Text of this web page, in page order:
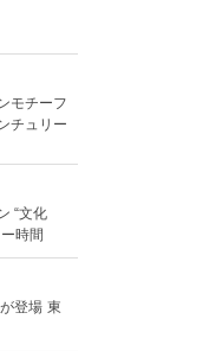
モチーフ
チュリー
“文化
時間
登場 東